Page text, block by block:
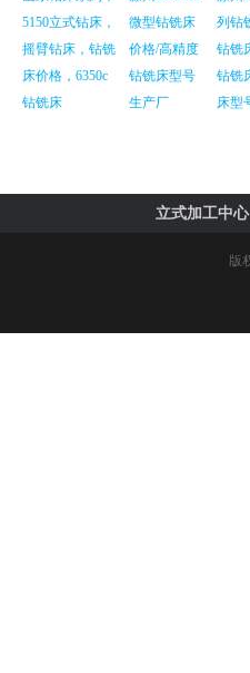
5150立式钻床，
摇臂钻床，钻铣
床价格，6350c
钻铣床
微型钻铣床
价格/高精度
钻铣床型号
生产厂
列钻
钻铣
钻铣
床型
立式加工中
版